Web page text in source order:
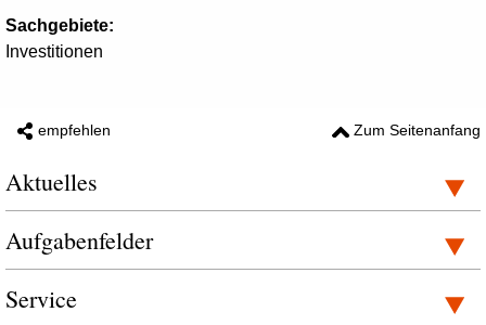
Sachgebiete:
Investitionen
empfehlen Zum Seitenanfang
Aktuelles
Aufgabenfelder
Service